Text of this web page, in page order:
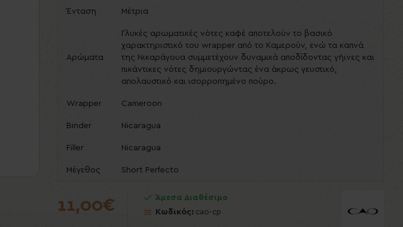
Ένταση Μέτρια
Αρώματα
Γλυκές αρωματικές νότες καφέ αποτελούν το βασικό
χαρακτηριστικό του wrapper από το Καμερούν, ενώ τα καπνά
της Νικαράγουα συμμετέχουν δυναμικά αποδίδοντας γήινες και
πικάντικες νότες δημιουργώντας ένα άκρως γευστικό,
απολαυστικό και ισορροπημένο πούρο.
Wrapper Cameroon
Binder Nicaragua
Filler Nicaragua
Μέγεθος Short Perfecto
11,00€
Άμεσα Διαθέσιμο
Κωδικός: cao-cp